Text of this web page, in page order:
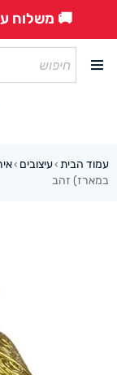
🚚 משלוח עד
עמוד הבית ›עיצובים ›
במארז) זהב